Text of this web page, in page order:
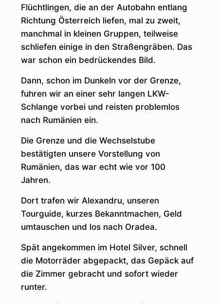
Flüchtlingen, die an der Autobahn entlang
Richtung Österreich liefen, mal zu zweit,
manchmal in kleinen Gruppen, teilweise
schliefen einige in den Straßengräben. Das
war schon ein bedrückendes Bild.
Dann, schon im Dunkeln vor der Grenze,
fuhren wir an einer sehr langen LKW-
Schlange vorbei und reisten problemlos
nach Rumänien ein.
Die Grenze und die Wechselstube
bestätigten unsere Vorstellung von
Rumänien, das war echt wie vor 100
Jahren.
Dort trafen wir Alexandru, unseren
Tourguide, kurzes Bekanntmachen, Geld
umtauschen und los nach Oradea.
Spät angekommen im Hotel Silver, schnell
die Motorräder abgepackt, das Gepäck auf
die Zimmer gebracht und sofort wieder
runter.